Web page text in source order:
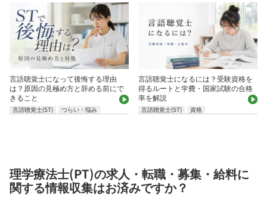
言語聴覚士になって後悔する理由
は？原因の見極め方と辞める前にで
きること
言語聴覚士(ST) つらい・悩み
言語聴覚士になるには？受験資格を
得るルートと学費・国家試験の合格
率を解説
言語聴覚士(ST) 資格
理学療法士(PT)の求人・転職・募集・給料に
関する情報収集はお済みですか？